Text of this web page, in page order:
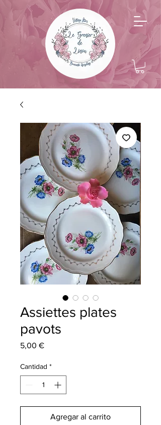
Assiettes plates
pavots
5,00 €Precio
Cantidad *
Agregar al carrito